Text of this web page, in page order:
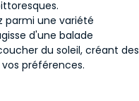
parmi une variété
d'une balade
du soleil, créant des
préférences.